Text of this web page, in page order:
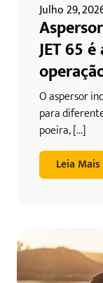
Julho 29,
JET 65
O aspersor
para
poeira, [...]
Leia Mais